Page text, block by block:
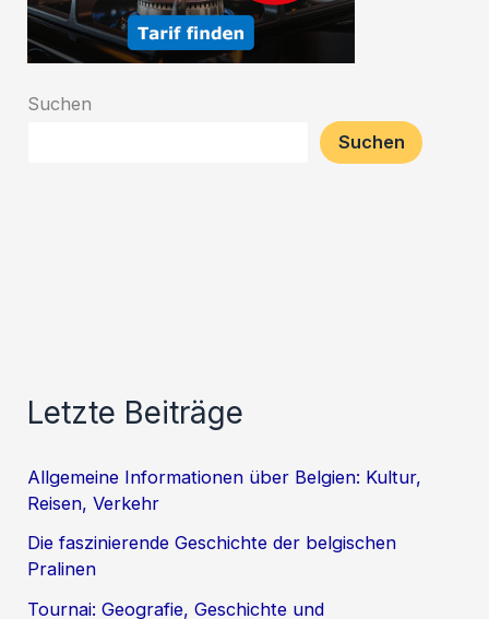
Suchen
Suchen
Letzte Beiträge
Allgemeine Informationen über Belgien: Kultur,
Reisen, Verkehr
Die faszinierende Geschichte der belgischen
Pralinen
Tournai: Geografie, Geschichte und